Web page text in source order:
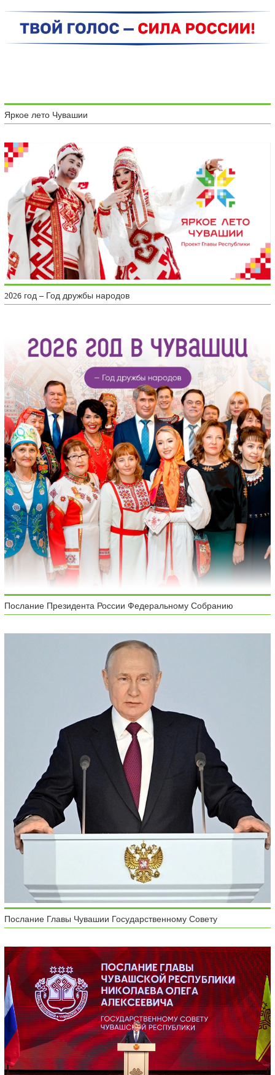
Яркое лето Чувашии
2026 год – Год дружбы народов
Послание Президента России Федеральному Собранию
Послание Главы Чувашии Государственному Совету